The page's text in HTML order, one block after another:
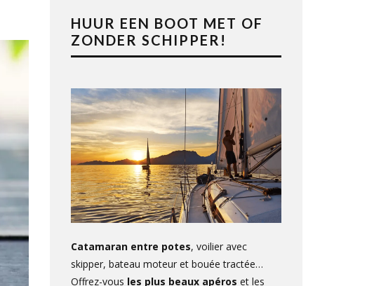
HUUR EEN BOOT MET OF
ZONDER SCHIPPER!
Catamaran entre potes, voilier avec
skipper, bateau moteur et bouée tractée…
Offrez-vous les plus beaux apéros et les